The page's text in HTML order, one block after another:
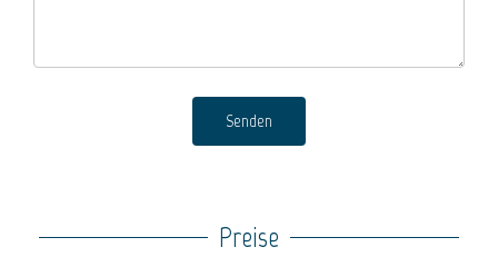
Senden
Preise